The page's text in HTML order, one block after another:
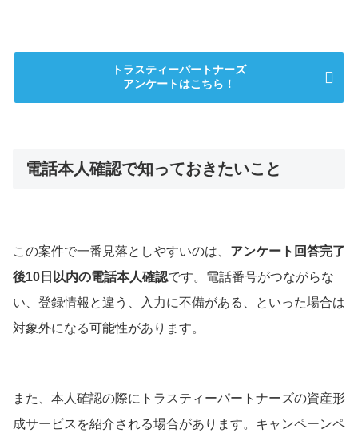
トラスティーパートナーズ
アンケートはこちら！
電話本人確認で知っておきたいこと
この案件で一番見落としやすいのは、 アンケート回答完了
後10日以内の電話本人確認です。電話番号がつながらな
い、登録情報と違う、入力に不備がある、といった場合は
対象外になる可能性があります。
また、本人確認の際にトラスティーパートナーズの資産形
成サービスを紹介される場合があります。キャンペーンペ